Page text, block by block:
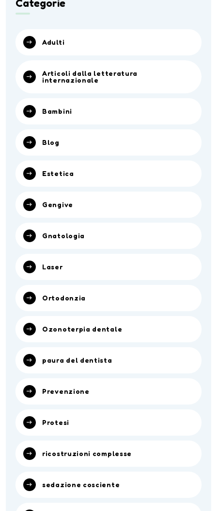
Categorie
Adulti
Articoli dalla letteratura
internazionale
Bambini
Blog
Estetica
Gengive
Gnatologia
Laser
Ortodonzia
Ozonoterpia dentale
paura del dentista
Prevenzione
Protesi
ricostruzioni complesse
sedazione cosciente